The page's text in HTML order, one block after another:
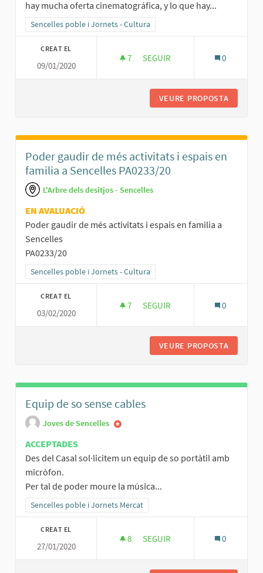
hay mucha oferta cinematográfica, y lo que hay...
Resultats al filtrar per la categoria: Sencelles poble i Jornets -
Sencelles poble i Jornets - Cultura
CREAT EL
09/01/2020
7 7 SEGUIDORES
SEGUIR 0
VEURE PROPOSTA
Poder gaudir de més activitats i espais en
familia a Sencelles PA0233/20
L'Arbre dels desitjos - Sencelles
EN AVALUACIÓ
Poder gaudir de més activitats i espais en familia a
Sencelles
PA0233/20
Resultats al filtrar per la categoria: Sencelles poble i Jornets -
Sencelles poble i Jornets - Cultura
CREAT EL
03/02/2020
7 7 SEGUIDORES
SEGUIR 0
VEURE PROPOSTA
Equip de so sense cables
Joves de Sencelles
ACCEPTADES
Des del Casal sol·licitem un equip de so portàtil amb
micròfon.
Per tal de poder moure la música...
Resultats al filtrar per la categoria: Sencelles poble i Jornets
Sencelles poble i Jornets Mercat
CREAT EL
27/01/2020
8 8 SEGUIDORES
SEGUIR 0